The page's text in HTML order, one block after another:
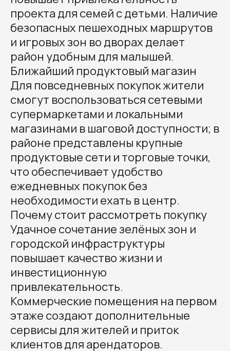
проекта для семей с детьми. Наличие
безопасных пешеходных маршрутов
и игровых зон во дворах делает
район удобным для малышей.
Ближайший продуктовый магазин
Для повседневных покупок жители
смогут воспользоваться сетевыми
супермаркетами и локальными
магазинами в шаговой доступности; в
районе представлены крупные
продуктовые сети и торговые точки,
что обеспечивает удобство
ежедневных покупок без
необходимости ехать в центр.
Почему стоит рассмотреть покупку
Удачное сочетание зелёных зон и
городской инфраструктуры
повышает качество жизни и
инвестиционную
привлекательность.
Коммерческие помещения на первом
этаже создают дополнительные
сервисы для жителей и приток
клиентов для арендаторов.